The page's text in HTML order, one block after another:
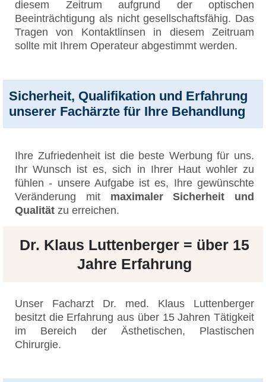
diesem Zeitrum aufgrund der optischen
Beeinträchtigung als nicht gesellschaftsfähig. Das
Tragen von Kontaktlinsen in diesem Zeitruam
sollte mit Ihrem Operateur abgestimmt werden.
Sicherheit, Qualifikation und Erfahrung
unserer Fachärzte für Ihre Behandlung
Ihre Zufriedenheit ist die beste Werbung für uns.
Ihr Wunsch ist es, sich in Ihrer Haut wohler zu
fühlen - unsere Aufgabe ist es, Ihre gewünschte
Veränderung mit maximaler Sicherheit und
Qualität zu erreichen.
Dr. Klaus Luttenberger = über 15
Jahre Erfahrung
Unser Facharzt Dr. med. Klaus Luttenberger
besitzt die Erfahrung aus über 15 Jahren Tätigkeit
im Bereich der Ästhetischen, Plastischen
Chirurgie.